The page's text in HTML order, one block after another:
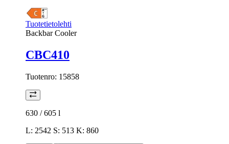
Tuotetietolehti
Backbar Cooler
CBC410
Tuotenro: 15858
630 / 605 l
L: 2542 S: 513 K: 860